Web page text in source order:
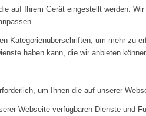
auf Ihrem Gerät eingestellt werden.
Kategorienüberschriften, um mehr zu
haben kann, die wir anbieten
um Ihnen die auf unserer
Webseite verfügbaren Dienste und